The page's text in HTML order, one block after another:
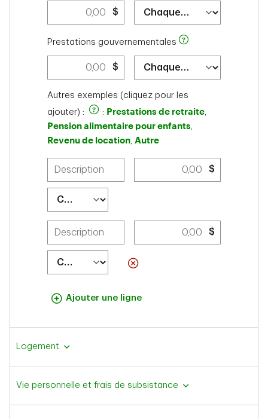
$
Prestations gouvernementales
$
Autres exemples (cliquez pour les
ajouter) :
: Prestations de retraite,
Pension alimentaire pour enfants,
Revenu de location, Autre
$
$
Ajouter une ligne
Logement
Vie personnelle et frais de subsistance